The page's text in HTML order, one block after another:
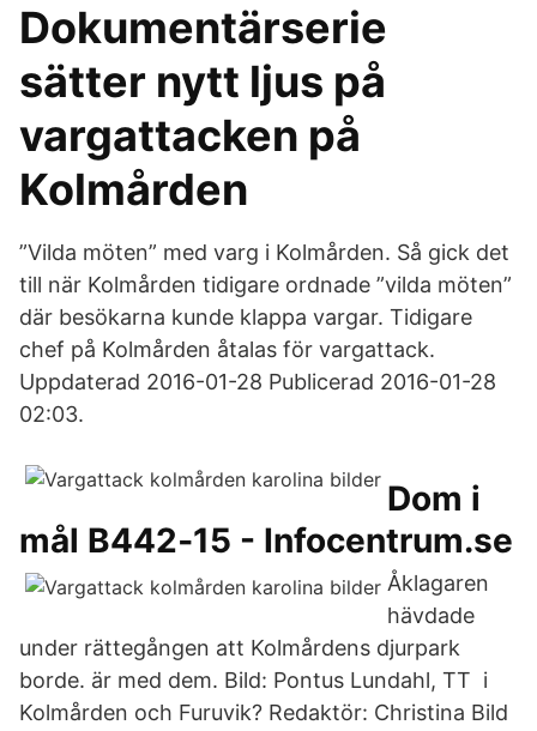
Dokumentärserie
sätter nytt ljus på
vargattacken på
Kolmården
”Vilda möten” med varg i Kolmården. Så gick det
till när Kolmården tidigare ordnade ”vilda möten”
där besökarna kunde klappa vargar. Tidigare
chef på Kolmården åtalas för vargattack.
Uppdaterad 2016-01-28 Publicerad 2016-01-28
02:03.
Dom i
mål B442‐15 - Infocentrum.se
Åklagaren
hävdade
under rättegången att Kolmårdens djurpark
borde. är med dem. Bild: Pontus Lundahl, TT i
Kolmården och Furuvik? Redaktör: Christina Bild